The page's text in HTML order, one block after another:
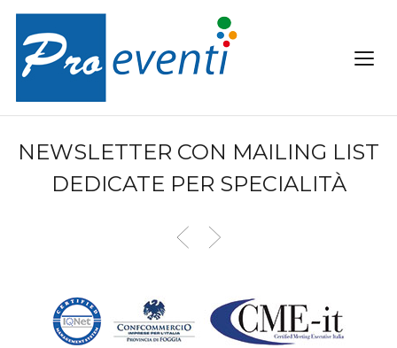
NEWSLETTER CON MAILING LIST
DEDICATE PER SPECIALITÀ